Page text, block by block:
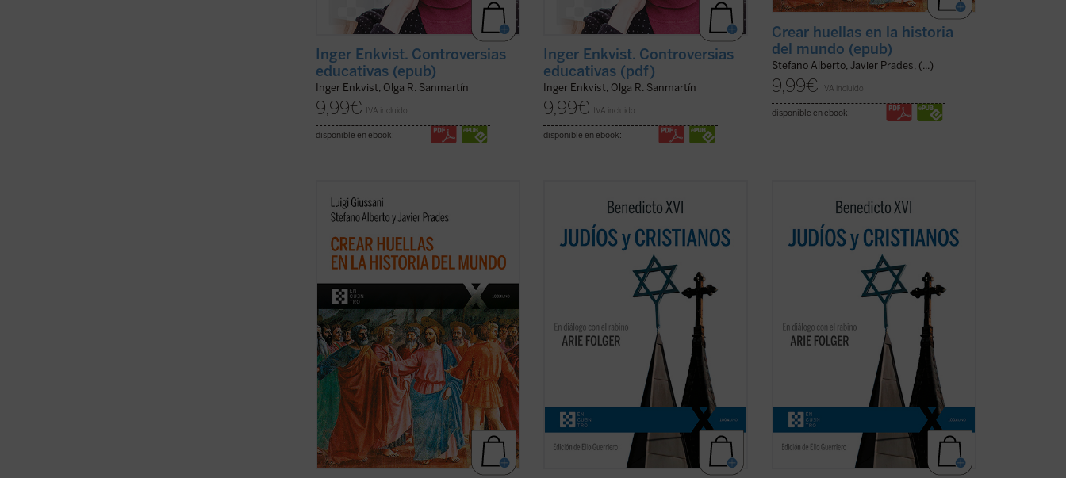
Inger Enkvist. Controversias
educativas (epub)
Inger Enkvist, Olga R. Sanmartín
9,99€ IVA incluido
disponible en ebook:
Inger Enkvist. Controversias
educativas (pdf)
Inger Enkvist, Olga R. Sanmartín
9,99€ IVA incluido
disponible en ebook:
Crear huellas en la historia
del mundo (epub)
Stefano Alberto, Javier Prades, (...)
9,99€ IVA incluido
disponible en ebook:
La clave de bóveda del presente libro es
el descubrimiento del sentido profundo
imprevisto e imprevisible: el anuncio de
que el Misterio se ha hecho hombre en
es ...(ver ficha)
Los protagonistas de este libro son un
resuenan como un eco de un mundo
lejano y un joven rabino que vive en la
Viena cada vez más secular y dispersiva
del siglo XXI. Es una apasionante
sucesión de escritos, ...(ver ficha)
Los protagonistas de este libro son un
resuenan como un eco de un mundo
lejano y un joven rabino que vive en la
Viena cada vez más secular y dispersiva
del siglo XXI. Es una apasionante
sucesión de escritos, ...(ver ficha)